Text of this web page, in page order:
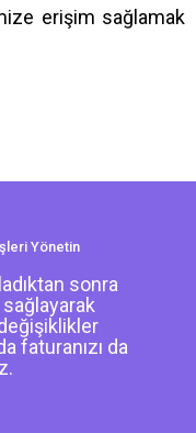
erişim sağlamak
Yönetin
sonra
faturanızı da